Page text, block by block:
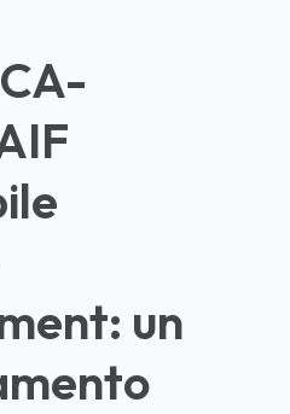
un